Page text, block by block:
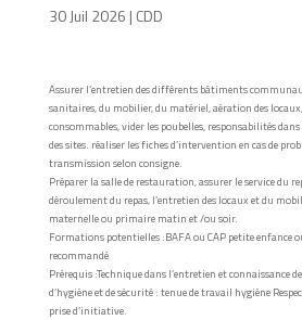
30 Juil 2026 | CDD
Assurer l’entretien des différents bâtiments
sanitaires, du mobilier, du matériel, aération des
consommables, vider les poubelles, responsabilités
des sites. réaliser les fiches d’intervention en cas de
transmission selon consigne.
Préparer la salle de restauration, assurer le service du
déroulement du repas, l’entretien des locaux et du
maternelle ou primaire matin et /ou soir.
Formations potentielles :BAFA ou CAP petite enfance
recommandé
Prérequis :Technique dans l’entretien et connaissance
d’hygiène et de sécurité : tenue de travail hygiène
prise d’initiative.